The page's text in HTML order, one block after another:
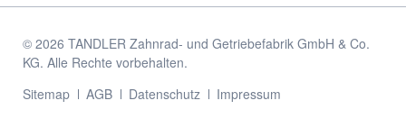
© 2026 TANDLER Zahnrad- und Getriebefabrik GmbH & Co.
KG. Alle Rechte vorbehalten.
Navigation
Sitemap AGB Datenschutz Impressum